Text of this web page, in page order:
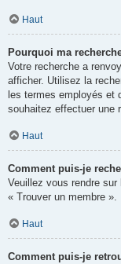
Haut
Pourquoi ma
Votre recherche a
afficher. Utilisez la
les termes employés et
souhaitez effectuer une
Haut
Comment puis-je
Veuillez vous rendre
« Trouver un membre ».
Haut
Comment puis-je